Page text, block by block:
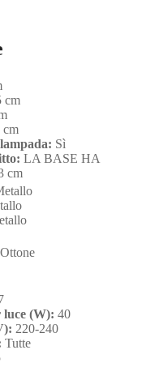
cm
cm
Sì
LA BASE HA
cm
luce (W): 40
220-240
Tutte